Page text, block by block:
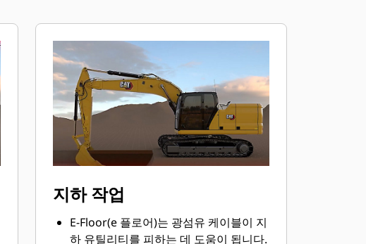
지하 작업
E-Floor(e 플로어)는 광섬유 케이블이 지
하 유틸리티를 피하는 데 도움이 됩니다.